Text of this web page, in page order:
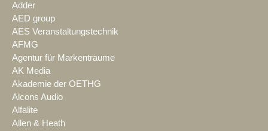
Adder
AED group
AES Veranstaltungstechnik
AFMG
Agentur für Markenträume
AK Media
Akademie der OETHG
Alcons Audio
Alfalite
Allen & Heath